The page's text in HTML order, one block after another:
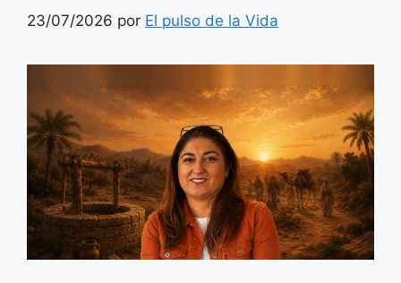
23/07/2026 por El pulso de la Vida